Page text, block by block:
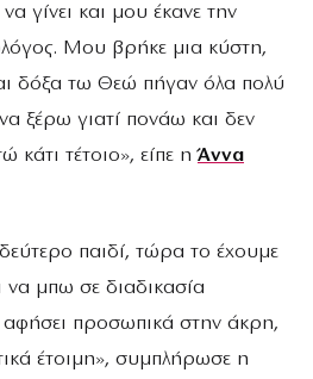
γίνει και μου έκανε την
Μου βρήκε μια κύστη,
δόξα τω Θεώ πήγαν όλα πολύ
ξέρω γιατί πονάω και δεν
τέτοιο», είπε ηΆννα
παιδί, τώρα το έχουμε
να μπω σε διαδικασία
προσωπικά στην άκρη,
έτοιμη», συμπλήρωσε η